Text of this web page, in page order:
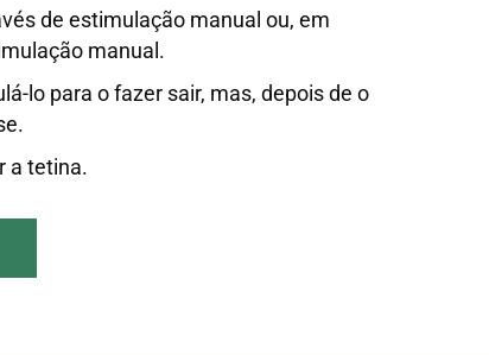
de estimulação manual ou, em
manual.
lo para o fazer sair, mas, depois de o
a tetina.